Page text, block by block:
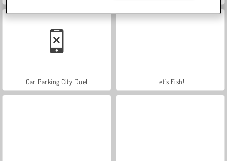
Car Parking City Duel Let's Fish!